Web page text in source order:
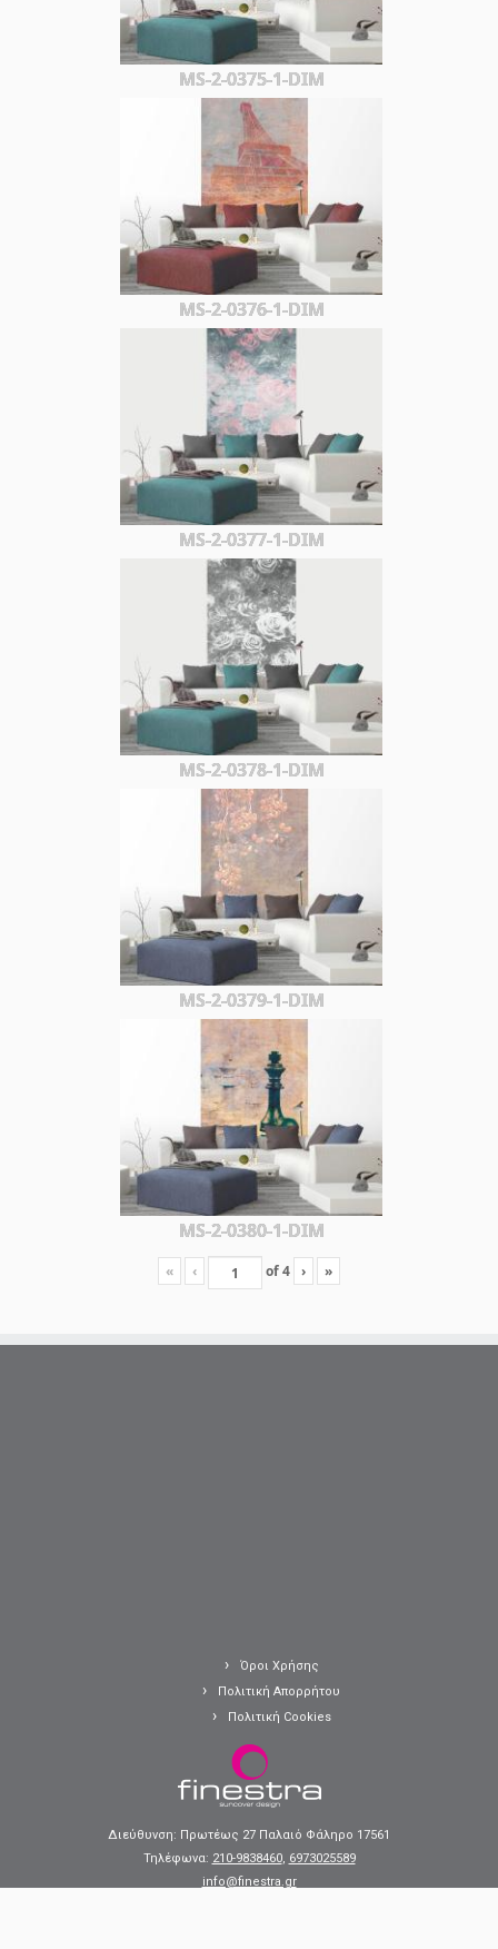
MS-2-0375-1-DIM
MS-2-0376-1-DIM
MS-2-0377-1-DIM
MS-2-0378-1-DIM
MS-2-0379-1-DIM
MS-2-0380-1-DIM
« ‹ of4 › »
Όροι Χρήσης
Πολιτική Απορρήτου
Πολιτική Cookies
Διεύθυνση: Πρωτέως 27 Παλαιό Φάληρο 17561
Τηλέφωνα: 210-9838460, 6973025589
info@finestra.gr